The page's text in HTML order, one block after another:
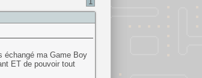
échangé ma Game Boy
ET de pouvoir tout